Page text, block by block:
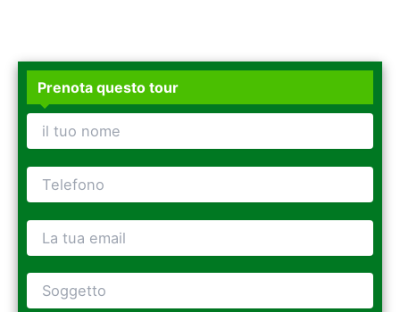
Prenota questo tour